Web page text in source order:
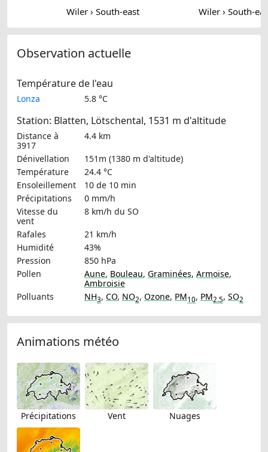
Wiler › South-east
Observation actuelle
Température de l'eau
Lonza 5.8 °C
Station: Blatten, Lötschental, 1531 m d'altitude
Distance à
3917
4.4 km
Dénivellation
151m (1380 m d'altitude)
Température
24.4 °C
Ensoleillement
10 de 10 min
Précipitations
0 mm/h
Vitesse du
vent
8 km/h du SO
Rafales
21 km/h
Humidité
43%
Pression
850 hPa
Pollen
Aune, Bouleau, Graminées, Armoise,
Ambroisie
Polluants
NH3, CO, NO2, Ozone, PM10, PM2.5, SO2
Animations météo
Précipitations Vent Nuages